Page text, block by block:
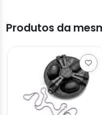
Produtos da